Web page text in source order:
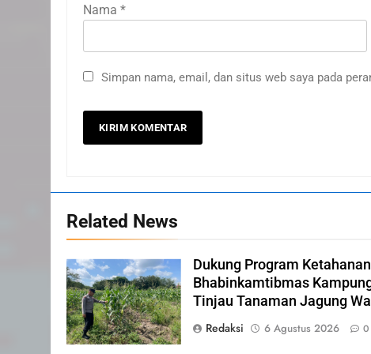
Nama *
Simpan nama, email, dan situs web saya pada
Related News
Dukung Program
Bhabinkamtibmas
Tinjau Tanaman Jagung
Redaksi
6 Agustus 2026 0
IKLAN
Iklan Pemerintah Kabupaten
NORMAN SILITONGA CALEG
DPRD PROVINSI DKI JAKARTA
IKLAN
23
NURGARAHA HARPAL
NOVTEN, SH CALON ANGGOTA